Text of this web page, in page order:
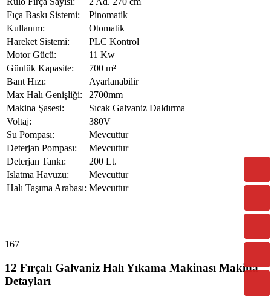
Fıça Baskı Sistemi:
Pinomatik
Kullanım:
Otomatik
Hareket Sistemi:
PLC Kontrol
Motor Gücü:
11 Kw
Günlük Kapasite:
700 m²
Bant Hızı:
Ayarlanabilir
Max Halı Genişliği:
2700mm
Makina Şasesi:
Sıcak Galvaniz Daldırma
Voltaj:
380V
Su Pompası:
Mevcuttur
Deterjan Pompası:
Mevcuttur
Deterjan Tankı:
200 Lt.
Islatma Havuzu:
Mevcuttur
Halı Taşıma Arabası: Mevcuttur
167
12 Fırçalı Galvaniz Halı Yıkama Makinası Makina
Detayları